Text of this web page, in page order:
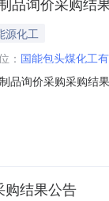
源化工
： 国能包头煤化工
品询价采购采购
能源集团物资有限
购结果公告